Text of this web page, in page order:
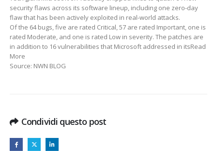
ZERO-
DAYTHE
HACKER
NEWS
security flaws across its software lineup, including one zero-day
flaw that has been actively exploited in real-world attacks.
Of the 64 bugs, five are rated Critical, 57 are rated Important, one is
rated Moderate, and one is rated Low in severity. The patches are
in addition to 16 vulnerabilities that Microsoft addressed in itsRead
More
Source: NWN BLOG
Condividi questo post